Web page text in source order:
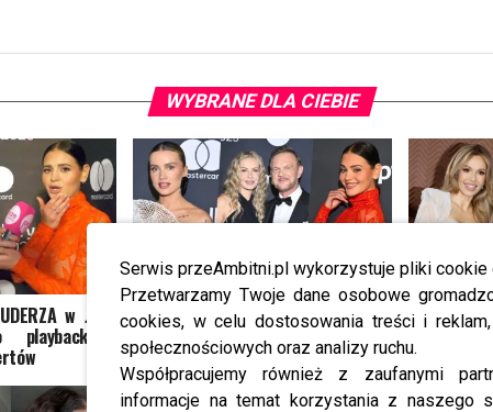
Serwis przeAmbitni.pl wykorzystuje pliki cookie
Przetwarzamy Twoje dane osobowe
cookies, w celu dostosowania treści i
społecznościowych oraz analizy ruchu.
Współpracujemy również z zaufanymi
informacje na temat korzystania z naszego
WYBRANE DLA CIEBIE
w Julię
playback i
Tłum gwiazd na gali Bestsellery
Empiku 2025: ognista Skarbek,
zakochany Pazura, elegancka
Maffashion [FOTO]
Doda
serialu.
wszyscy